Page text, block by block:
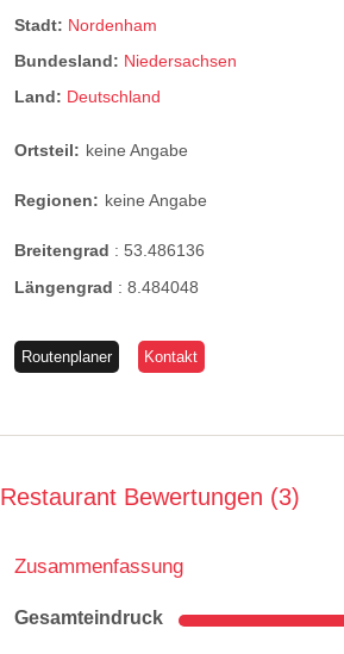
Stadt: Nordenham
Bundesland: Niedersachsen
Land: Deutschland
Ortsteil: keine Angabe
Regionen: keine Angabe
Breitengrad : 53.486136
Längengrad : 8.484048
Routenplaner Kontakt
Restaurant Bewertungen 3
Zusammenfassung
Gesamteindruck